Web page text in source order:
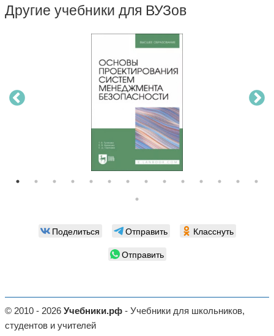
Другие учебники для ВУЗов
Поделиться Отправить
Класснуть
Отправить
© 2010 - 2026 Учебники.рф - Учебники для школьников,
студентов и учителей